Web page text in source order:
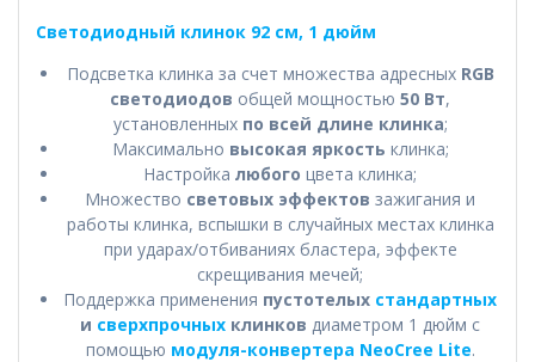
Светодиодный клинок 92 см, 1 дюйм
Подсветка клинка за счет множества адресных RGB
светодиодов общей мощностью 50 Вт,
установленных по всей длине клинка;
Максимально высокая яркость клинка;
Настройка любого цвета клинка;
Множество световых эффектов зажигания и
работы клинка, вспышки в случайных местах клинка
при ударах/отбиваниях бластера, эффекте
скрещивания мечей;
Поддержка применения пустотелых стандартных
и сверхпрочных клинков диаметром 1 дюйм с
помощью модуля-конвертера NeoCree Lite.